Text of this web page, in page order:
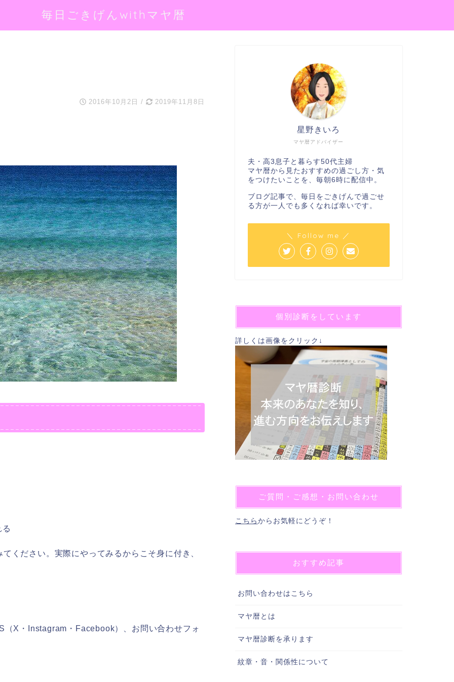
毎日ごきげんwithマヤ暦
2016年10月2日 / 2019年11月8日
ください。実際にやってみるからこそ身に付き、
X・Instagram・Facebook）、お問い合わせフォ
マヤ暦アドバイザー
星野きいろ
夫・高3息子と暮らす50代主婦
マヤ暦から見たおすすめの過ごし方・気
をつけたいことを、毎朝6時に配信中。
ブログ記事で、毎日をごきげんで過ごせ
る方が一人でも多くなれば幸いです。
＼ Follow me ／
個別診断をしています
詳しくは画像をクリック↓
ご質問・ご感想・お問い合わせ
こちら からお気軽にどうぞ！
おすすめ記事
お問い合わせはこちら
マヤ暦とは
マヤ暦診断を承ります
紋章・音・関係性について